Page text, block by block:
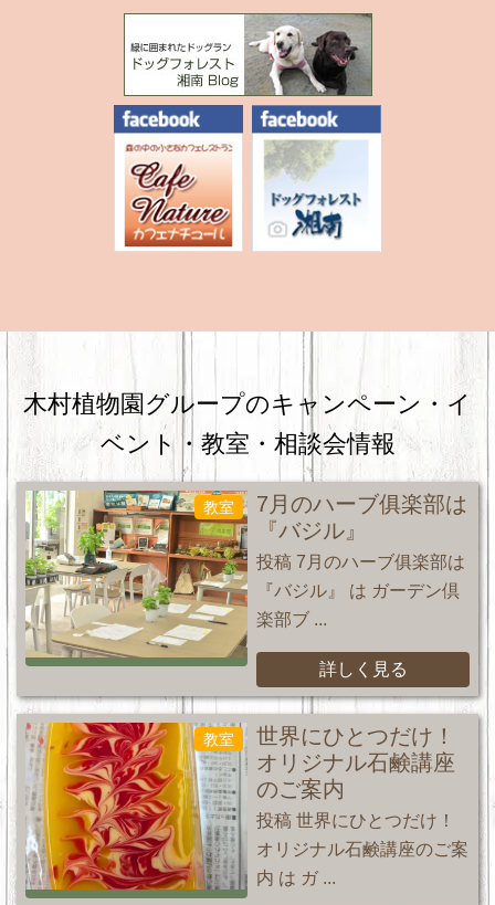
木村植物園グループのキャンペーン・ イ
ベント・教室・相談会情報
教室
7月のハーブ俱楽部は
『バジル』
投稿 7月のハーブ俱楽部は
『バジル』 は ガーデン倶
楽部ブ ...
詳しく見る
教室
世界にひとつだけ！
オリジナル石鹸講座
のご案内
投稿 世界にひとつだけ！
オリジナル石鹸講座のご案
内 は ガ ...